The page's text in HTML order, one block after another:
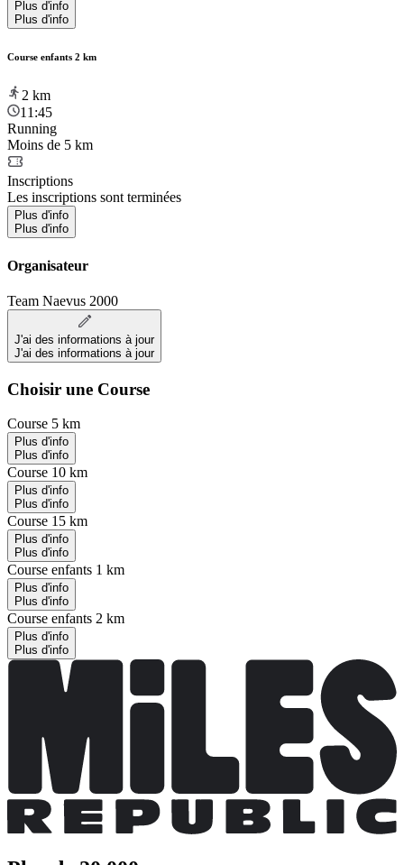
Plus d'info
Plus d'info
Course enfants 2 km
2 km
11:45
Running
Moins de 5 km
Inscriptions
Les inscriptions sont terminées
Plus d'info
Plus d'info
Organisateur
Team Naevus 2000
J'ai des informations à jour
J'ai des informations à jour
Choisir une Course
Course 5 km
Plus d'info
Plus d'info
Course 10 km
Plus d'info
Plus d'info
Course 15 km
Plus d'info
Plus d'info
Course enfants 1 km
Plus d'info
Plus d'info
Course enfants 2 km
Plus d'info
Plus d'info